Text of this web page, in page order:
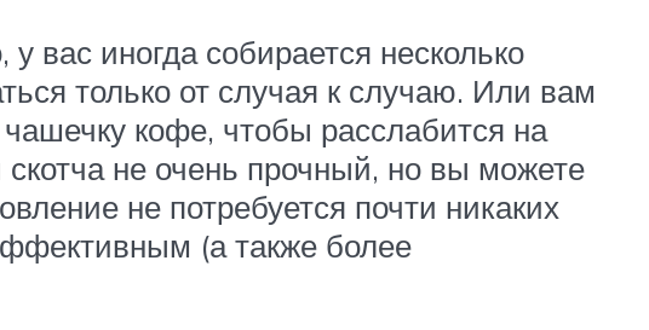
вас иногда собирается несколько
только от случая к случаю. Или вам
кофе, чтобы расслабится на
не очень прочный, но вы можете
не потребуется почти никаких
(а также более